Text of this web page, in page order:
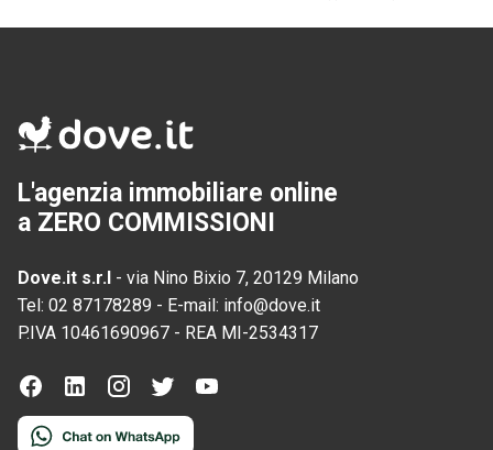
L'agenzia immobiliare online
a ZERO COMMISSIONI
Dove.it s.r.l - via Nino Bixio 7, 20129 Milano
Tel: 02 87178289 - E-mail: info@dove.it
P.IVA 10461690967 - REA MI-2534317